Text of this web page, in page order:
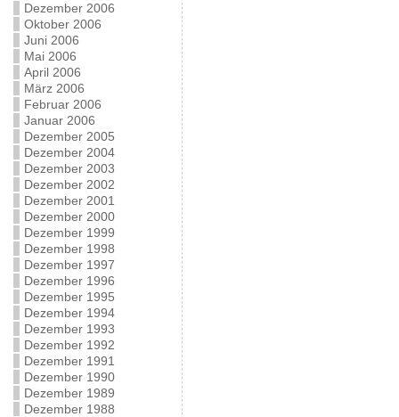
Dezember 2006
Oktober 2006
Juni 2006
Mai 2006
April 2006
März 2006
Februar 2006
Januar 2006
Dezember 2005
Dezember 2004
Dezember 2003
Dezember 2002
Dezember 2001
Dezember 2000
Dezember 1999
Dezember 1998
Dezember 1997
Dezember 1996
Dezember 1995
Dezember 1994
Dezember 1993
Dezember 1992
Dezember 1991
Dezember 1990
Dezember 1989
Dezember 1988